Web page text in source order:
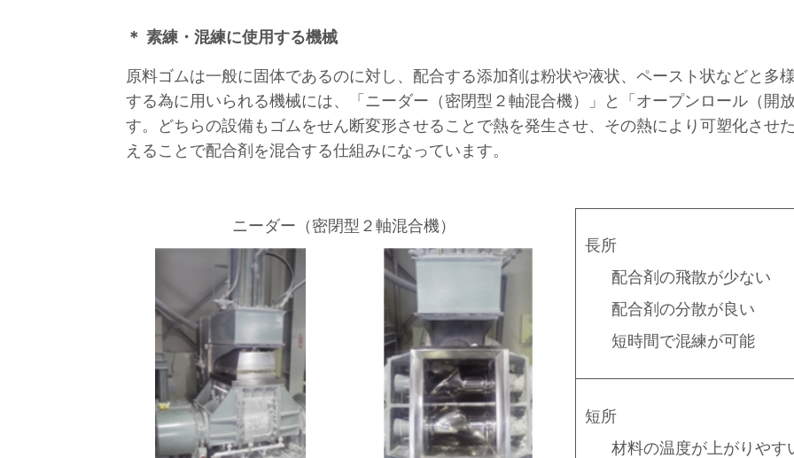
＊ 素練・混練に使用する機械
原料ゴムは一般に固体であるのに対し、配合する添加剤は粉状や液状、 ペースト状などと多
する為に用いられる機械には、「ニーダー（密閉型２軸混合機）」と「オープンロール（開
す。どちらの設備もゴムをせん断変形させることで熱を発生させ、その熱により可塑化させ
えることで配合剤を混合する仕組みになっています。
ニーダー（密閉型２軸混合機）
長所
配合剤の飛散が少ない
配合剤の分散が良い
短時間で混練が可能
短所
材料の温度が上がりやす